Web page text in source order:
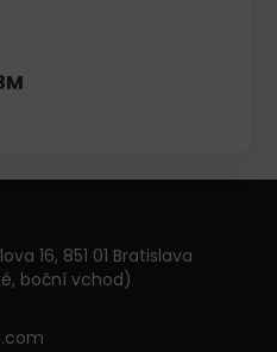
16, 851 01 Bratislava
boční vchod)